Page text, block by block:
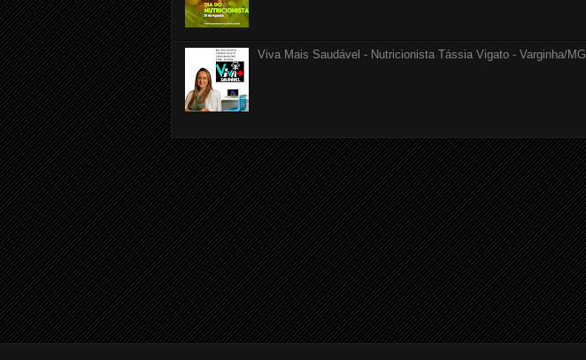
Viva Mais Saudável - Nutricionista Tássia Vigato - Varginha/MG